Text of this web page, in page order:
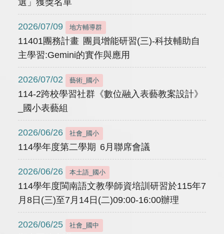
選」獲獎名單
2026/07/09 地方輔導群
11401團務計畫 團員增能研習(三)-科技輔助自
主學習:Gemini的實作與應用
2026/07/02 藝術_國小
114-2跨校學習社群《數位融入表藝教案設計》
_國小表藝組
2026/06/26 社會_國小
114學年度第二學期 6月聯席會議
2026/06/26 本土語_國小
114學年度閩南語文教學師資培訓研習於115年7
月8日(三)至7月14日(二)09:00-16:00辦理
2026/06/25 社會_國中